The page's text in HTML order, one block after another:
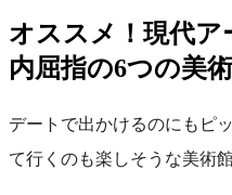
オススメ！現代
内屈指の6つの美
デートで出かけるのにもピ
て行くのも楽しそうな美術館